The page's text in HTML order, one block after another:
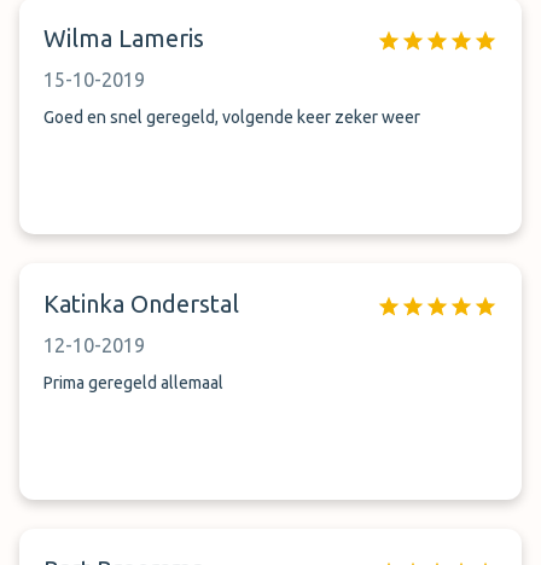
Wilma Lameris
15-10-2019
Goed en snel geregeld, volgende keer zeker weer
Katinka Onderstal
12-10-2019
Prima geregeld allemaal